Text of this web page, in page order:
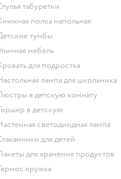
Стулья табуретки
Книжная полка напольная
Детские тумбы
Уличная мебель
Кровать для подростка
Настольная лампа для школьника
Люстры в детскую комнату
Торшер в детскую
Настенная светодиодная лампа
Стаканчики для детей
Пакеты для хранения продуктов
Термос кружка